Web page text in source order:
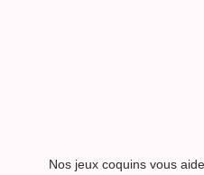
Nos jeux coquins vous